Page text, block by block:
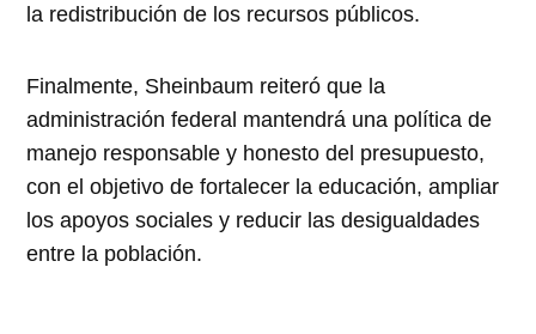
la redistribución de los recursos públicos.
Finalmente, Sheinbaum reiteró que la
administración federal mantendrá una política de
manejo responsable y honesto del presupuesto,
con el objetivo de fortalecer la educación, ampliar
los apoyos sociales y reducir las desigualdades
entre la población.